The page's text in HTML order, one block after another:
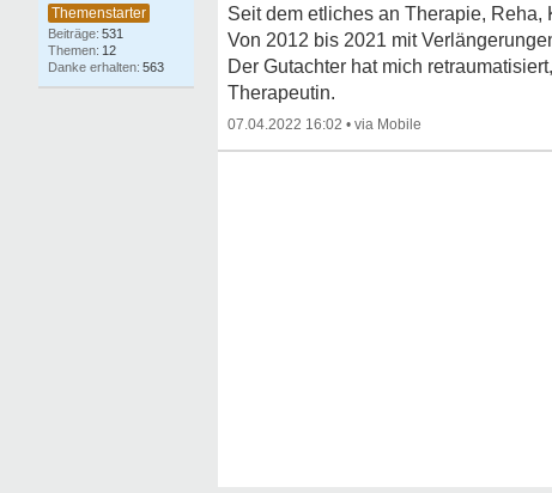
531
12
563
Seit dem etliches an Therapie, Reha,
Von 2012 bis 2021 mit
Der Gutachter hat mich
Therapeutin.
07.04.2022 16:02 •